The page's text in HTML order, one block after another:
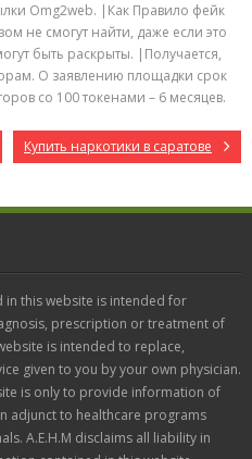
Omg2web. |Как Правило фейк
не смогут найти, даже если это
быть раскрыты. |Получается,
О заявлению площадки срок
со 100 токенами – 6 месяцев.
Купить наркотики в саратове
in this website is intended for
prescription or treatment of
is intended to replace,
given to you by your own physician.
is only to provide information of
adjunct to healthcare programs
A.E.H.M disclaims all liability in